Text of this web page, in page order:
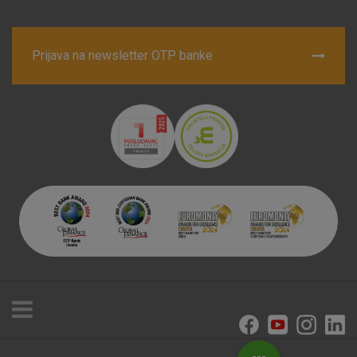
Prijava na newsletter OTP banke